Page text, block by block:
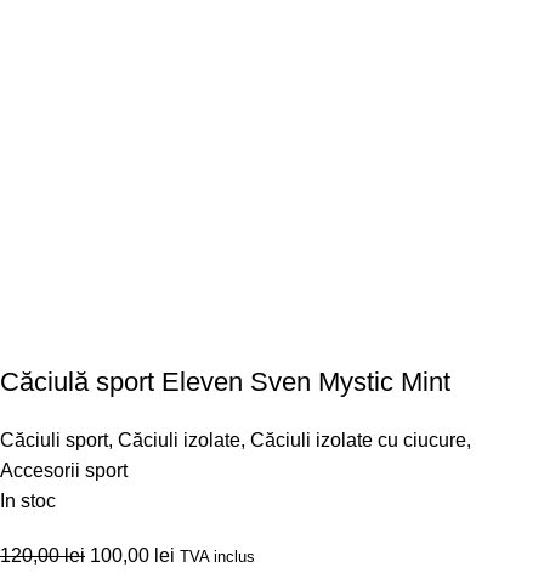
Căciulă sport Eleven Sven Mystic Mint
Căciuli sport, Căciuli izolate, Căciuli izolate cu ciucure,
Accesorii sport
In stoc
120,00lei 100,00 lei TVA inclus